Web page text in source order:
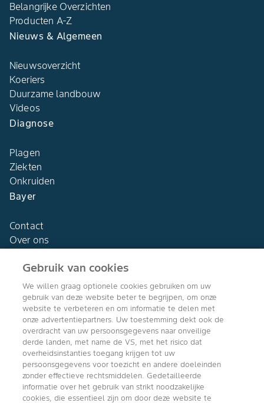
Belangrijke Overzichten
Producten A-Z
Nieuws & Algemeen
Nieuwsoverzicht
Koeriers
Duurzame landbouw
Videos
Diagnose
Plagen
Ziekten
Onkruiden
Bayer
Contact
Over ons
Agro Bayer
Nederland
Volg ons
Gebruik van cookies
We willen graag optionele cookies gebruiken om uw
gebruik van deze website beter te begrijpen, om onze
website te verbeteren en om informatie te delen met
onze advertentiepartners. Uw toestemming dekt ook de
overdracht van uw persoonsgegevens naar onveilige
derde landen, met name de VS, met het risico dat
overheidsinstanties toegang krijgen tot uw
persoonsgegevens voor toezicht en andere doeleinden
zonder effectieve rechtsmiddelen. Gedetailleerde
informatie over het gebruik van strikt noodzakelijke
cookies, die essentieel zijn om door deze website te